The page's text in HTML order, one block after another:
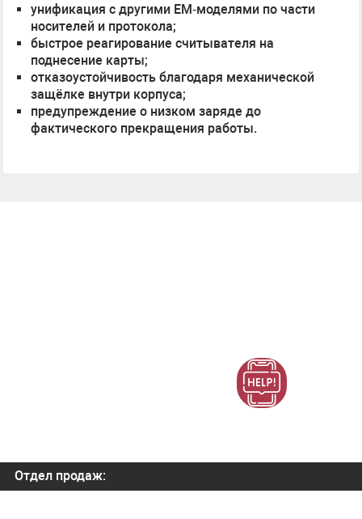
унификация с другими EM‑моделями по части
носителей и протокола;
быстрое реагирование считывателя на
поднесение карты;
отказоустойчивость благодаря механической
защёлке внутри корпуса;
предупреждение о низком заряде до
фактического прекращения работы.
Отдел продаж: